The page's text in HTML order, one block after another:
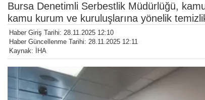
Bursa Denetimli Serbestlik Müdürlüğü,
kamu kurum ve kuruluşlarına yönelik
Haber Giriş Tarihi: 28.11.2025 12:10
Haber Güncellenme Tarihi: 28.11.2025 12:11
Kaynak: İHA